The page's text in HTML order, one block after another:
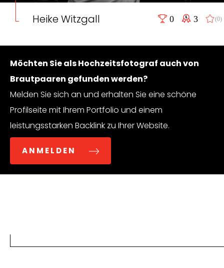
Heike Witzgall 0 3 (0)
Möchten Sie als Hochzeitsfotograf auch von
Brautpaaren gefunden werden?
Melden Sie sich an und erhalten Sie eine schöne
Profilseite mit Ihrem Portfolio und einem
leistungsstarken Backlink zu Ihrer Website.
ANMELDEN